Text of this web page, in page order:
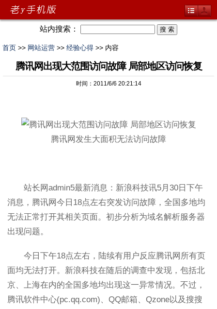
站内搜索：
首页 >> 网站运营 >> 经验心得 >> 内容
腾讯网出现大范围访问故障 局部地区访问恢复
时间：2011/6/6 20:21:14
腾讯网发生大面积无法访问故障
站长网admin5最新消息：新浪科技讯5月30日下午
消息，腾讯网今日18点左右突发访问故障，全国多地均
无法正常打开其相关页面。初步分析为域名解析服务器
出现问题。
今日下午18点左右，陆续有用户反应腾讯网所有页
面均无法打开。新浪科技在随后的调查中发现，包括北
京、上海在内的全国多地均出现这一异常情况。不过，
腾讯软件中心(pc.qq.com)、QQ邮箱、Qzone以及搜搜